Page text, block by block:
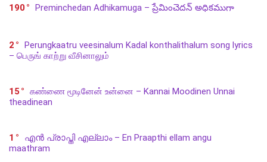
190 Preminchedan Adhikamuga – ప్రేమించెదన్ అధికముగా
2
Perungkaatru veesinalum Kadal konthalithalum song lyrics
– பெருங் காற்று வீசினாலும்
15
கண்ணை மூடினேன் உன்னை – Kannai Moodinen Unnai
theadinean
1
എൻ പ്രാപ്തി എല്ലാം – En Praapthi ellam angu
maathram